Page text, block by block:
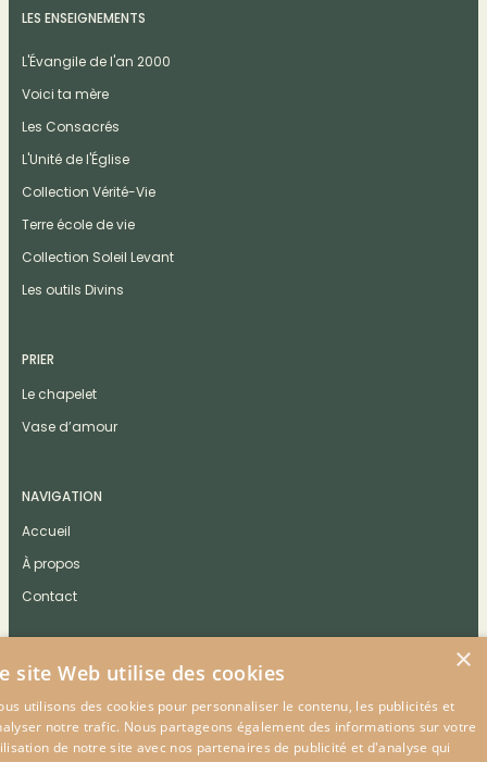
LES ENSEIGNEMENTS
L'Évangile de l'an 2000
Voici ta mère
Les Consacrés
L'Unité de l'Église
Collection Vérité-Vie
Terre école de vie
Collection Soleil Levant
Les outils Divins
PRIER
Le chapelet
Vase d’amour
NAVIGATION
Accueil
À propos
Contact
CONTACT
×
site Web utilise des cookies
utilisons des cookies pour personnaliser le contenu, les publicités et
notre trafic. Nous partageons également des informations sur votre
de notre site avec nos partenaires de publicité et d'analyse qui